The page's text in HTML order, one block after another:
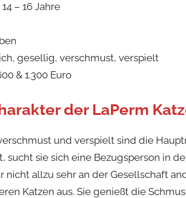
14 – 16 Jahre
gesellig, verschmust, verspielt
& 1.300 Euro
der LaPerm
und verspielt sind die
sucht sie sich eine Bezugsperson in
nicht allzu sehr an der Gesellschaft
Katzen aus. Sie genießt die